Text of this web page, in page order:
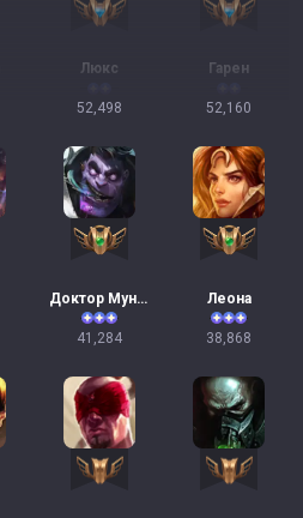
Люкс
52,498
Гарен
52,160
Доктор Мундо
41,284
Леона
38,868